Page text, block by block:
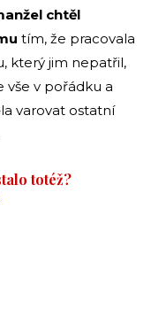
chtěl
tím, že pracovala
který jim nepatřil,
vše v pořádku a
varovat ostatní
totéž?